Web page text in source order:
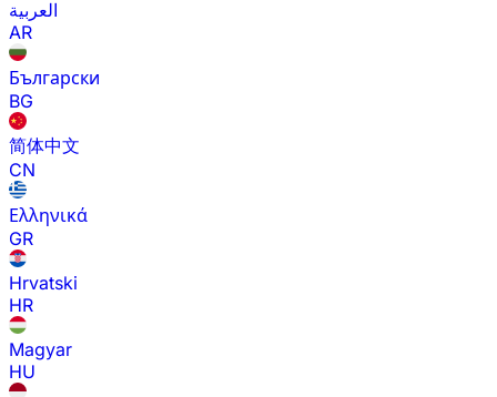
العربية
AR
Български
BG
简体中文
CN
Ελληνικά
GR
Hrvatski
HR
Magyar
HU